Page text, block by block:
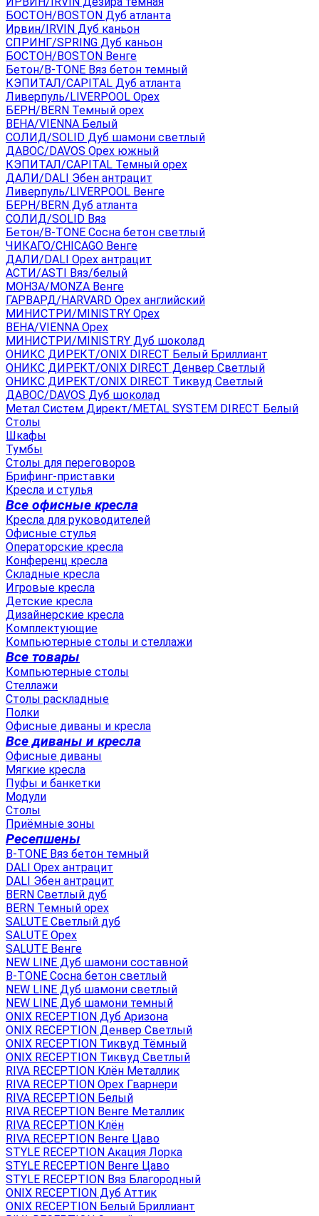
БОСТОН/BOSTON Дуб атланта
Ирвин/IRVIN Дуб каньон
СПРИНГ/SPRING Дуб каньон
БОСТОН/BOSTON Венге
Бетон/B-TONE Вяз бетон темный
КЭПИТАЛ/CAPITAL Дуб атланта
Ливерпуль/LIVERPOOL Орех
БЕРН/BERN Темный орех
ВЕНА/VIENNA Белый
СОЛИД/SOLID Дуб шамони светлый
ДАВОС/DAVOS Орех южный
КЭПИТАЛ/CAPITAL Темный орех
ДАЛИ/DALI Эбен антрацит
Ливерпуль/LIVERPOOL Венге
БЕРН/BERN Дуб атланта
СОЛИД/SOLID Вяз
Бетон/B-TONE Сосна бетон светлый
ЧИКАГО/CHICAGO Венге
ДАЛИ/DALI Орех антрацит
АСТИ/ASTI Вяз/белый
МОНЗА/MONZA Венге
ГАРВАРД/HARVARD Орех английский
МИНИСТРИ/MINISTRY Орех
ВЕНА/VIENNA Орех
МИНИСТРИ/MINISTRY Дуб шоколад
ОНИКС ДИРЕКТ/ONIX DIRECT Белый Бриллиант
ОНИКС ДИРЕКТ/ONIX DIRECT Денвер Светлый
ОНИКС ДИРЕКТ/ONIX DIRECT Тиквуд Светлый
ДАВОС/DAVOS Дуб шоколад
Метал Систем Директ/METAL SYSTEM DIRECT Белый
Столы
Шкафы
Тумбы
Столы для переговоров
Брифинг-приставки
Кресла и стулья
Все офисные кресла
Кресла для руководителей
Офисные стулья
Операторские кресла
Конференц кресла
Складные кресла
Игровые кресла
Детские кресла
Дизайнерские кресла
Комплектующие
Компьютерные столы и стеллажи
Все товары
Компьютерные столы
Стеллажи
Столы раскладные
Полки
Офисные диваны и кресла
Все диваны и кресла
Офисные диваны
Мягкие кресла
Пуфы и банкетки
Модули
Столы
Приёмные зоны
Ресепшены
B-TONE Вяз бетон темный
DALI Орех антрацит
DALI Эбен антрацит
BERN Светлый дуб
BERN Темный орех
SALUTE Светлый дуб
SALUTE Орех
SALUTE Венге
NEW LINE Дуб шамони составной
B-TONE Сосна бетон светлый
NEW LINE Дуб шамони светлый
NEW LINE Дуб шамони темный
ONIX RECEPTION Дуб Аризона
ONIX RECEPTION Денвер Светлый
ONIX RECEPTION Тиквуд Тёмный
ONIX RECEPTION Тиквуд Светлый
RIVA RECEPTION Клён Металлик
RIVA RECEPTION Орех Гварнери
RIVA RECEPTION Белый
RIVA RECEPTION Венге Металлик
RIVA RECEPTION Клён
RIVA RECEPTION Венге Цаво
STYLE RECEPTION Акация Лорка
STYLE RECEPTION Венге Цаво
STYLE RECEPTION Вяз Благородный
ONIX RECEPTION Дуб Аттик
ONIX RECEPTION Белый Бриллиант